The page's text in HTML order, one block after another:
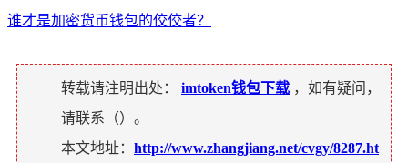
谁才是加密货币钱包的佼佼者？
转载请注明出处： imtoken钱包下载 ，如有疑问，
请联系（）。
本文地址： http://www.zhangjiang.net/cvgy/8287.ht